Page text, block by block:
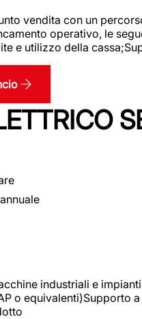
vendita con un
operativo, le
e utilizzo della
industriali e
o